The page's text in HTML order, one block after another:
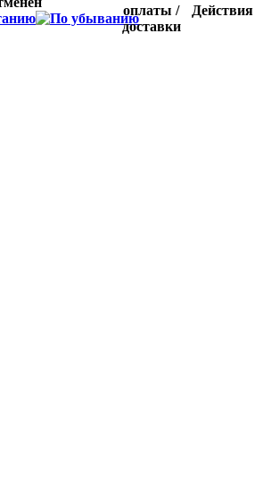
оплаты /
доставки
Действия